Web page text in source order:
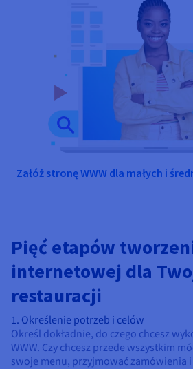
Załóż stronę WWW dla małych i
Pięć etapów
internetowej dla
restauracji
1. Określenie potrzeb i celów
Określ dokładnie, do czego chcesz
WWW. Czy chcesz przede wszystkim
swoje menu, przyjmować zamówienia